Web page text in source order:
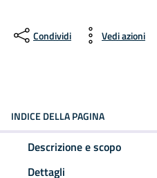
Condividi Vedi azioni
INDICE DELLA PAGINA
Descrizione e scopo
Dettagli